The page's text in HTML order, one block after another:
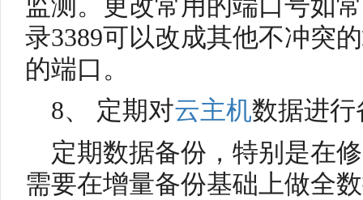
录3389可以改成其他不冲突
的端口。
8、 定期对云主机数据进行
定期数据备份，特别是在
需要在增量备份基础上做全